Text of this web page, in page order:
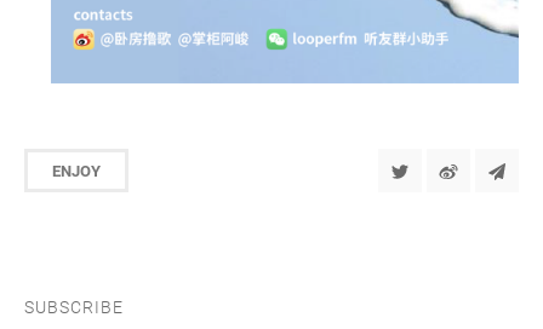
ENJOY
SUBSCRIBE